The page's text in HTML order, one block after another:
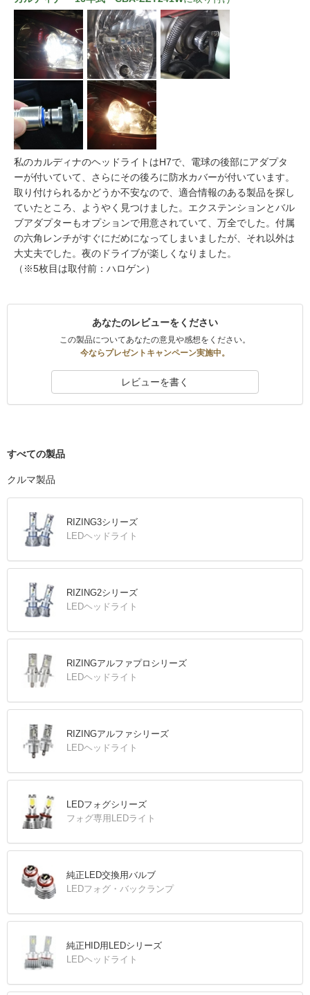
私のカルディナのヘッドライトはH7で、電球の後部にアダプタ
ーが付いていて、さらにその後ろに防水カバーが付いています。
取り付けられるかどうか不安なので、適合情報のある製品を探し
ていたところ、ようやく見つけました。エクステンションとバル
ブアダプターもオプションで用意されていて、万全でした。付属
の六角レンチがすぐにだめになってしまいましたが、それ以外は
大丈夫でした。夜のドライブが楽しくなりました。
（※5枚目は取付前：ハロゲン）
あなたのレビューをください
この製品についてあなたの意見や感想をください。
今ならプレゼントキャンペーン実施中。
レビューを書く
すべての製品
クルマ製品
RIZING3シリーズ
LEDヘッドライト
RIZING2シリーズ
LEDヘッドライト
RIZINGアルファプロシリーズ
LEDヘッドライト
RIZINGアルファシリーズ
LEDヘッドライト
LEDフォグシリーズ
フォグ専用LEDライト
純正LED交換用バルブ
LEDフォグ・バックランプ
純正HID用LEDシリーズ
LEDヘッドライト